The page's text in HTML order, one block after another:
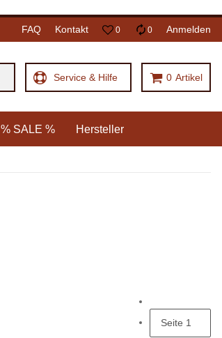
FAQ Kontakt 0 0 Anmelden
Service & Hilfe 0 Artikel
% SALE % Hersteller
Seite 1